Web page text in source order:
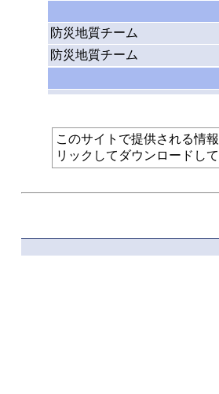
防災地質チーム
防災地質チーム
このサイトで提供される情
リックしてダウンロードして